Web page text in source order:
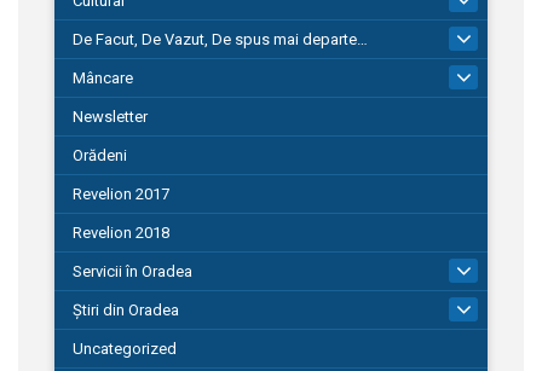
De Facut, De Vazut, De spus mai departe…
580
Mâncare
Newsletter
Orădeni
Revelion 2017
Revelion 2018
Servicii în Oradea
Știri din Oradea
Uncategorized